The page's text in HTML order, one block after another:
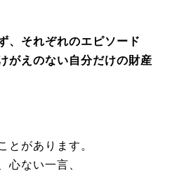
、それぞれのエピソード
がえのない自分だけの財産
とがあります。
心ない一言、